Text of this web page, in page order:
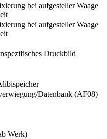
bei aufgesteller Waage
bei aufgesteller Waage
Druckbild
Datenbank (AF08)
Werk)